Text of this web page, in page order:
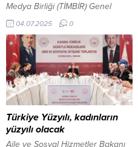
Medya Birliği (TİMBİR) Genel
Başkanı Dr. Süleyman Basa ve
Birlik Haber Ajansı (BHA) Genel
Müdürü Muhammet Kaçar,
Demirören Haber Ajansı (DHA)
Ankara Bölge Müdürü Ersin
Ercan’ı ziyaret etti. Ankara’daki
Demirören Medya binasında
gerçekleşen ziyarette dijital
medya alanındaki gelişmeler ve
yerel-ulusal haberleşme ağı
konuları ele alındı. ABB, trafiğe...
04.07.2025 0
Türkiye Yüzyılı, kadınların
yüzyılı olacak
Aile ve Sosyal Hizmetler Bakanı